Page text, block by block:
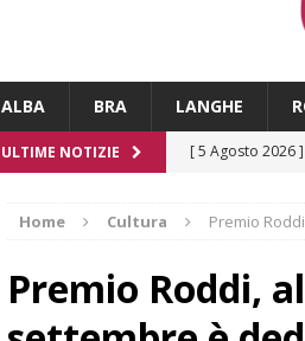
ALBA BRA LANGHE
ULTIME NOTIZIE [ 5 Agosto 2026 ]
[ 5 Agosto 2026
incendi
[ 5 Agosto 2026 ]
Home Cultura Premio
Premio Roddi,